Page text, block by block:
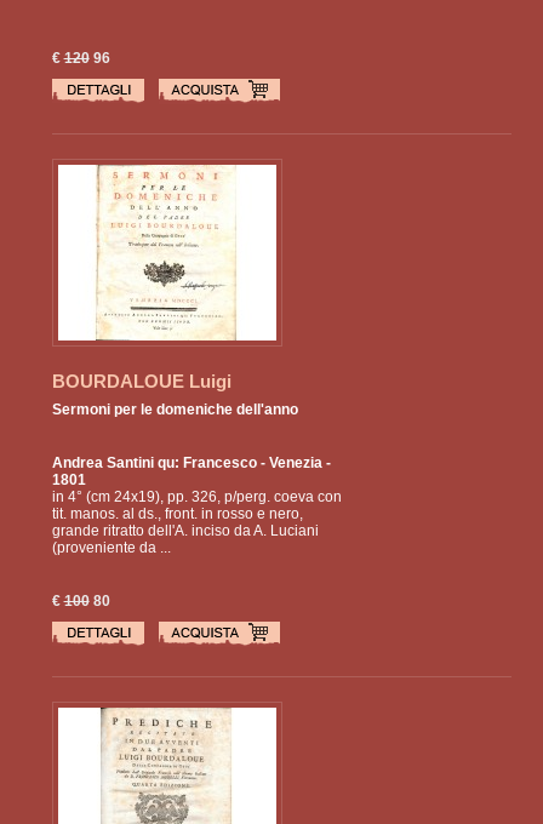
€12096
BOURDALOUE Luigi
Sermoni per le domeniche dell'anno
Andrea Santini qu: Francesco- Venezia -
1801
in 4° (cm 24x19), pp. 326, p/perg. coeva con
tit. manos. al ds., front. in rosso e nero,
grande ritratto dell'A. inciso da A. Luciani
(proveniente da ...
€10080